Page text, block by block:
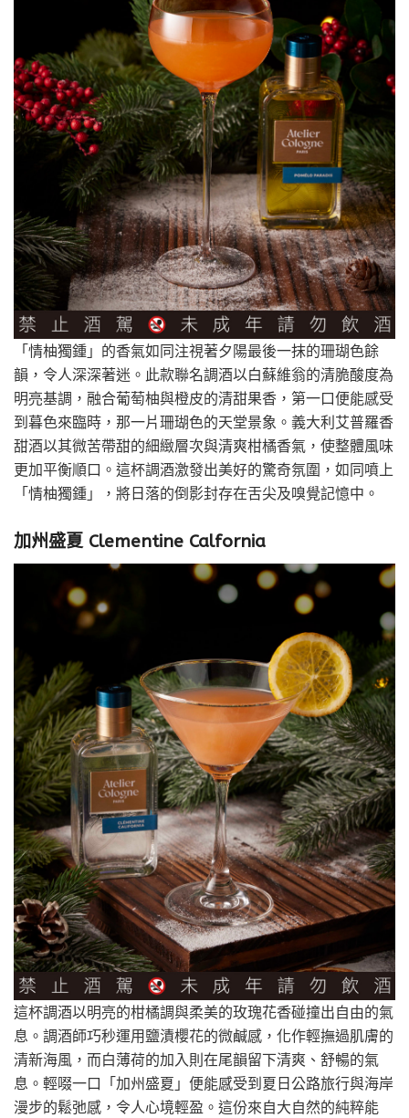
「情柚獨鍾」的香氣如同注視著夕陽最後一抹的珊瑚色餘
韻，令人深深著迷。此款聯名調酒以白蘇維翁的清脆酸度為
明亮基調，融合葡萄柚與橙皮的清甜果香，第一口便能感受
到暮色來臨時，那一片珊瑚色的天堂景象。義大利艾普羅香
甜酒以其微苦帶甜的細緻層次與清爽柑橘香氣，使整體風味
更加平衡順口。這杯調酒激發出美好的驚奇氛圍，如同噴上
「情柚獨鍾」，將日落的倒影封存在舌尖及嗅覺記憶中。
加州盛夏 Clementine Calfornia
這杯調酒以明亮的柑橘調與柔美的玫瑰花香碰撞出自由的氣
息。調酒師巧秒運用鹽漬櫻花的微鹹感，化作輕撫過肌膚的
清新海風，而白薄荷的加入則在尾韻留下清爽、舒暢的氣
息。輕啜一口「加州盛夏」便能感受到夏日公路旅行與海岸
漫步的鬆弛感，令人心境輕盈。這份來自大自然的純粹能